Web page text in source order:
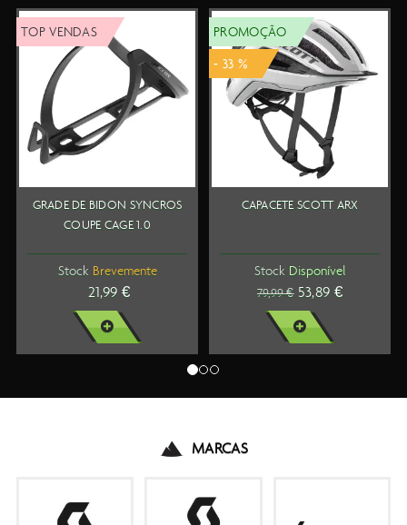
PROMOÇÃO
- 33 %
CAPACETE SCOTT ARX
Stock Disponível
79,99 €
VER MAIS
TOP VENDAS
SAPATOS SCOTT MTB
Stock Disponível
119,99 €
VER MAIS
MARCAS